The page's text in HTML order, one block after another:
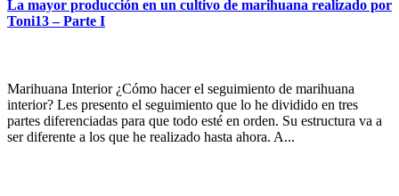
La mayor producción en un cultivo de marihuana realizado por
Toni13 – Parte I
Marihuana Interior ¿Cómo hacer el seguimiento de marihuana
interior? Les presento el seguimiento que lo he dividido en tres
partes diferenciadas para que todo esté en orden. Su estructura va a
ser diferente a los que he realizado hasta ahora. A...